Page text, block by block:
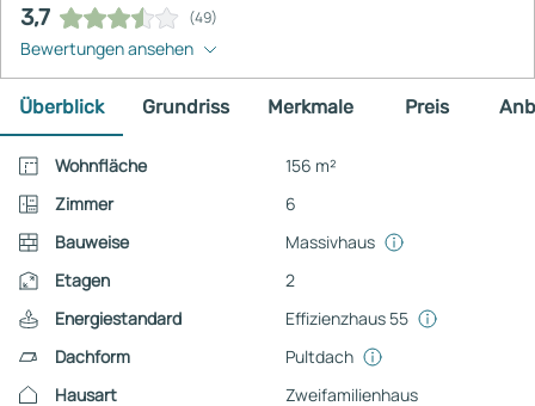
3,7 (49)
Bewertungen ansehen
Überblick Grundriss Merkmale Preis
Wohnfläche
156 m²
Zimmer
6
Bauweise
Massivhaus
Etagen
2
Energiestandard
Effizienzhaus 55
Dachform
Pultdach
Hausart
Zweifamilienhaus